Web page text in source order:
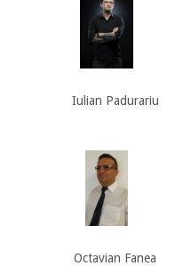
Iulian Padurariu
Octavian Fanea